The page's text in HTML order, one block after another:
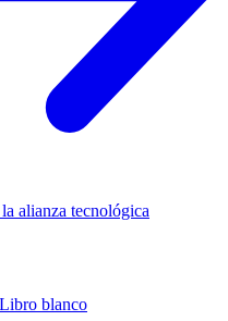
alianza tecnológica
Libro blanco